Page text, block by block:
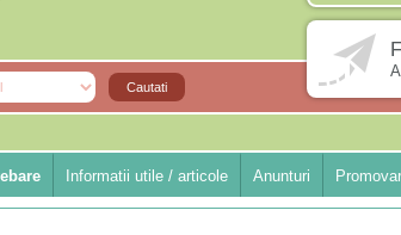
Informatii utile / articole Anunturi